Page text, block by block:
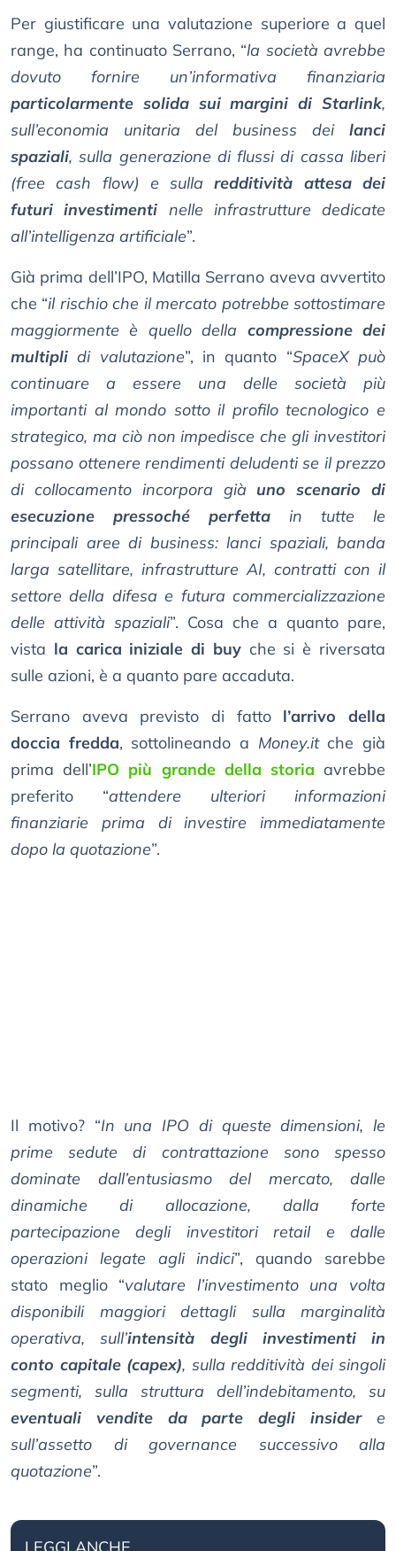
Per giustificare una valutazione superiore a quel
range, ha continuato Serrano, “la società avrebbe
dovuto fornire un’informativa finanziaria
particolarmente solida sui margini di Starlink,
sull’economia unitaria del business dei lanci
spaziali, sulla generazione di flussi di cassa liberi
(free cash flow) e sullaredditività attesa dei
futuri investimenti nelle infrastrutture dedicate
all’intelligenza artificiale”.
Già prima dell’IPO, Matilla Serrano aveva avvertito
che “il rischio che il mercato potrebbe sottostimare
maggiormente è quello della compressione dei
multipli di valutazione”, in quanto “SpaceX può
continuare a essere una delle società più
importanti al mondo sotto il profilo tecnologico e
strategico, ma ciò non impedisce che gli investitori
possano ottenere rendimenti deludenti se il prezzo
di collocamento incorpora già uno scenario di
esecuzione pressoché perfetta in tutte le
principali aree di business: lanci spaziali, banda
larga satellitare, infrastrutture AI, contratti con il
settore della difesa e futura commercializzazione
delle attività spaziali”. Cosa che a quanto pare,
vista la carica iniziale di buyche si è riversata
sulle azioni, è a quanto pare accaduta.
Serrano aveva previsto di fatto l’arrivo della
doccia fredda, sottolineando a Money.itche già
prima dell’IPO più grande della storia avrebbe
preferito “attendere ulteriori informazioni
finanziarie prima di investire immediatamente
dopo la quotazione”.
Il motivo? “In una IPO di queste dimensioni, le
prime sedute di contrattazione sono spesso
dominate dall’entusiasmo del mercato, dalle
dinamiche di allocazione, dalla forte
partecipazione degli investitori retail e dalle
operazioni legate agli indici”, quando sarebbe
stato meglio “valutare l’investimento una volta
disponibili maggiori dettagli sulla marginalità
operativa, sull’intensità degli investimenti in
conto capitale (capex), sulla redditività dei singoli
segmenti, sulla struttura dell’indebitamento, su
eventuali vendite da parte degli insidere
sull’assetto di governance successivo alla
quotazione”.